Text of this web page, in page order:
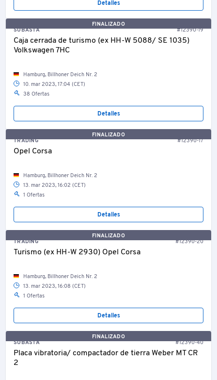
Detalles
FINALIZADO
SUBASTA
#12390-19
Caja cerrada de turismo (ex HH-W 5088/ SE 1035)
Volkswagen 7HC
Hamburg, Billhoner Deich Nr. 2
10. mar 2023, 17:04 (CET)
38 Ofertas
Detalles
FINALIZADO
TRADING
#12390-17
Opel Corsa
Hamburg, Billhoner Deich Nr. 2
13. mar 2023, 16:02 (CET)
1 Ofertas
Detalles
FINALIZADO
TRADING
#12390-20
Turismo (ex HH-W 2930) Opel Corsa
Hamburg, Billhoner Deich Nr. 2
13. mar 2023, 16:08 (CET)
1 Ofertas
Detalles
FINALIZADO
SUBASTA
#12390-40
Placa vibratoria/ compactador de tierra Weber MT CR
2